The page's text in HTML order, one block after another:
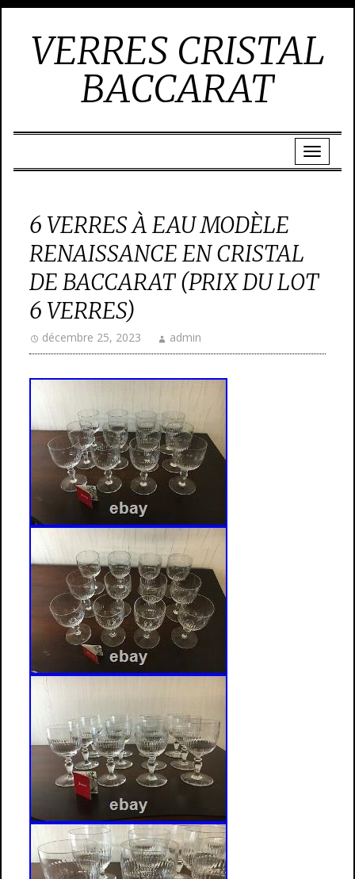
VERRES CRISTAL
BACCARAT
6 VERRES À EAU MODÈLE
RENAISSANCE EN CRISTAL
DE BACCARAT (PRIX DU LOT
6 VERRES)
décembre 25, 2023 admin